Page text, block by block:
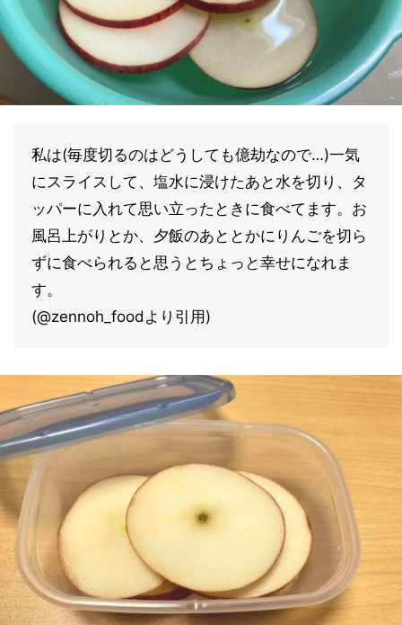
私は(毎度切るのはどうしても億劫なので…)一気
にスライスして、塩水に浸けたあと水を切り、タ
ッパーに入れて思い立ったときに食べてます。お
風呂上がりとか、夕飯のあととかにりんごを切ら
ずに食べられると思うとちょっと幸せになれま
す。
(@zennoh_foodより引用)